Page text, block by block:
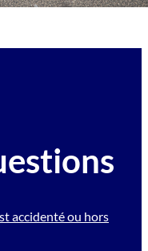
accidenté ou hors